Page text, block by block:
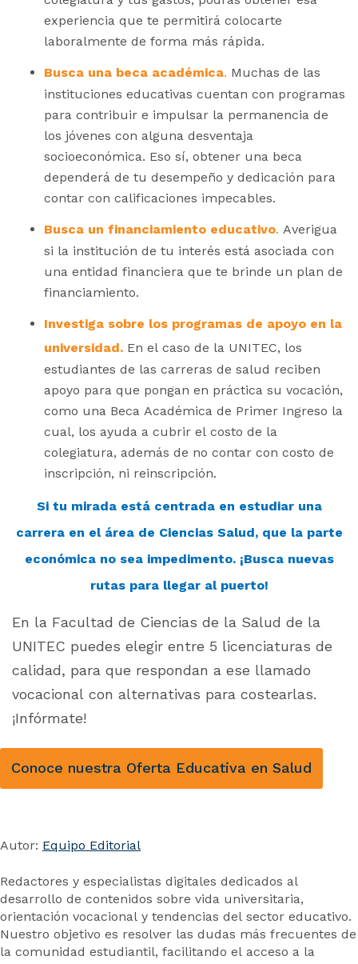
experiencia que te permitirá colocarte
laboralmente de forma más rápida.
Busca una beca académica. Muchas de las
instituciones educativas cuentan con programas
para contribuir e impulsar la permanencia de
los jóvenes con alguna desventaja
socioeconómica. Eso sí, obtener una beca
dependerá de tu desempeño y dedicación para
contar con calificaciones impecables.
Busca un financiamiento educativo. Averigua
si la institución de tu interés está asociada con
una entidad financiera que te brinde un plan de
financiamiento.
Investiga sobre los programas de apoyo en la
universidad. En el caso de la UNITEC, los
estudiantes de las carreras de salud reciben
apoyo para que pongan en práctica su vocación,
como una Beca Académica de Primer Ingreso la
cual, los ayuda a cubrir el costo de la
colegiatura, además de no contar con costo de
inscripción, ni reinscripción.
Si tu mirada está centrada en estudiar una
carrera en el área de Ciencias Salud, que la parte
económica no sea impedimento. ¡Busca nuevas
rutas para llegar al puerto!
En la Facultad de Ciencias de la Salud de la
UNITEC puedes elegir entre 5 licenciaturas de
calidad, para que respondan a ese llamado
vocacional con alternativas para costearlas.
¡Infórmate!
Conoce nuestra Oferta Educativa en Salud
Autor: Equipo Editorial
Redactores y especialistas digitales dedicados al
desarrollo de contenidos sobre vida universitaria,
orientación vocacional y tendencias del sector educativo.
Nuestro objetivo es resolver las dudas más frecuentes de
la comunidad estudiantil, facilitando el acceso a la